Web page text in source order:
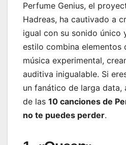
Perfume Genius, el
Hadreas, ha cautivado a
igual con su sonido único
estilo combina elementos
música experimental,
auditiva inigualable. Si
un fanático de larga data,
de las 10 canciones de
no te puedes perder.